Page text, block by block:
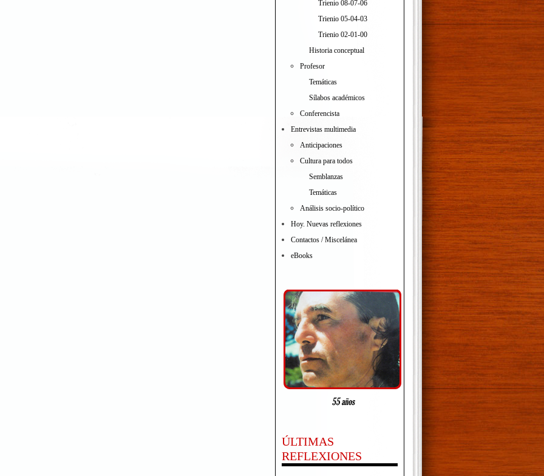
Trienio 08-07-06
Trienio 05-04-03
Trienio 02-01-00
Historia conceptual
Profesor
Temáticas
Sílabos académicos
Conferencista
Entrevistas multimedia
Anticipaciones
Cultura para todos
Semblanzas
Temáticas
Análisis socio-político
Hoy. Nuevas reflexiones
Contactos / Miscelánea
eBooks
ÚLTIMAS
REFLEXIONES